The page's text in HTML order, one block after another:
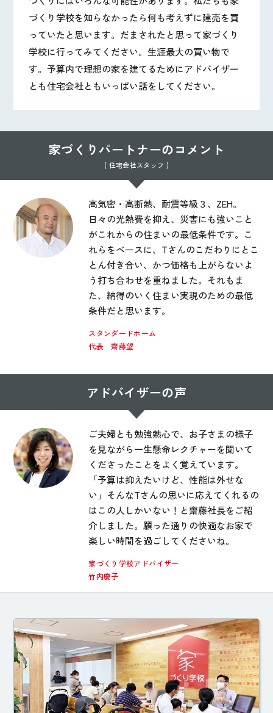
づくり学校を知らなかったら何も考えずに建売を買
っていたと思います。だまされたと思って家づくり
学校に行ってみてください。生涯最大の買い物で
す。予算内で理想の家を建てるためにアドバイザー
とも住宅会社ともいっぱい話をしてください。
家づくりパートナーのコメント
( 住宅会社スタッフ )
高気密・高断熱、耐震等級３、ZEH。
日々の光熱費を抑え、災害にも強いこと
がこれからの住まいの最低条件です。こ
れらをベースに、Tさんのこだわりにとこ
とん付き合い、かつ価格も上がらないよ
う打ち合わせを重ねました。それもま
た、納得のいく住まい実現のための最低
条件だと思います。
スタンダードホーム
代表 齋藤望
アドバイザーの声
ご夫婦とも勉強熱心で、お子さまの様子
を見ながら一生懸命レクチャーを聞いて
くださったことをよく覚えています。
「予算は抑えたいけど、性能は外せな
い」そんなTさんの思いに応えてくれるの
はこの人しかいない！と齋藤社長をご紹
介しました。願った通りの快適なお家で
楽しい時間を過ごしてくださいね。
家づくり学校アドバイザー
竹内慶子